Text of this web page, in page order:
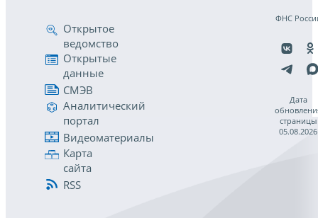
Открытое
ведомство
Открытые
данные
СМЭВ
Аналитический
портал
Видеоматериалы
Карта
сайта
RSS
ФНС
Дата
страницы
05.08.2026